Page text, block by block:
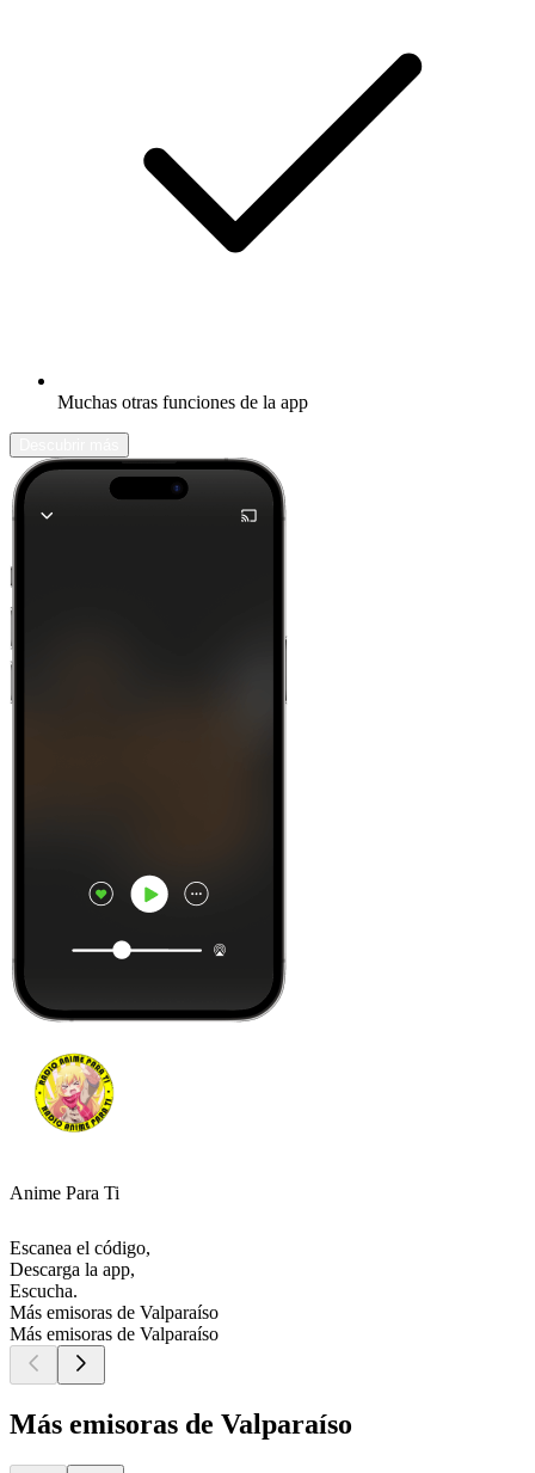
Muchas otras funciones de la app
Anime Para Ti
Escanea el código,
Descarga la app,
Escucha.
Más emisoras de Valparaíso
Más emisoras de Valparaíso
Más emisoras de Valparaíso